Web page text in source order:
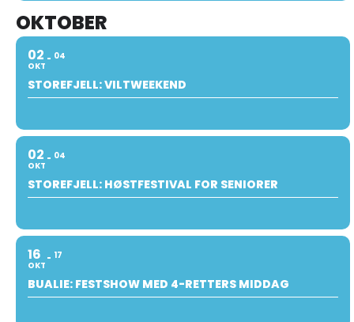
OKTOBER
02
OKT
04
STOREFJELL: VILTWEEKEND
02
OKT
04
STOREFJELL: HØSTFESTIVAL FOR SENIORER
16
OKT
17
BUALIE: FESTSHOW MED 4-RETTERS MIDDAG